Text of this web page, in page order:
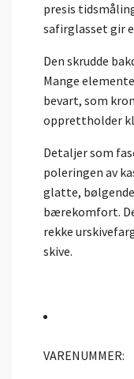
presis
safirglasset gir
Den skrudde
Mange
bevart, som
opprettholder
Detaljer som
poleringen av
glatte,
bærekomfort.
rekke
skive.
VARENUMMER: